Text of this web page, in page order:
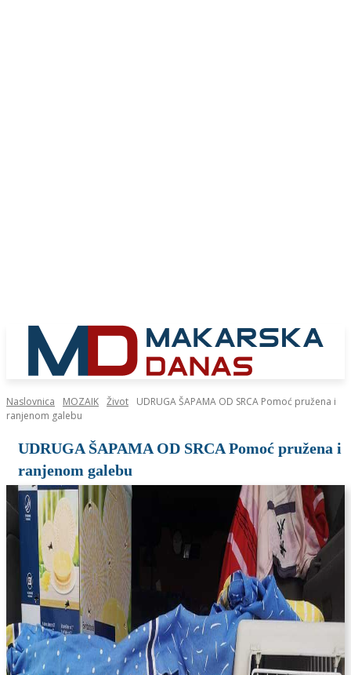
Naslovnica MOZAIK Život
UDRUGA ŠAPAMA OD SRCA Pomoć pružena i
ranjenom galebu
UDRUGA ŠAPAMA OD SRCA Pomoć pružena i
ranjenom galebu